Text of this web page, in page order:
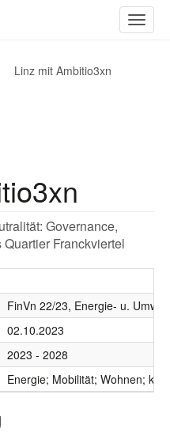
ein-/
Linz mit Ambitio3xn
Governance,
Franckviertel
FinVn 22/23, Energie- u.
02.10.2023
2023 - 2028
Energie; Mobilität; Wohnen;